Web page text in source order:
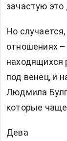
зачастую это
Но
отношениях
находящихся
под венец, и
Людмила
которые
Дева